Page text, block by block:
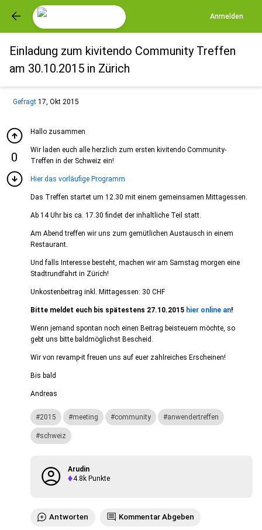
Anmelden
Einladung zum kivitendo Community Treffen
am 30.10.2015 in Zürich
Gefragt 17, Okt 2015
0
Hallo zusammen
Wir laden euch alle herzlich zum ersten kivitendo Community-
Treffen in der Schweiz ein!
Hier das vorläufige Programm
Das Treffen startet um 12.30 mit einem gemeinsamen Mittagessen.
Ab 14 Uhr bis ca. 17.30 findet der inhaltliche Teil statt.
Am Abend treffen wir uns zum gemütlichen Austausch in einem
Restaurant.
Und falls Interesse besteht, machen wir am Samstag morgen eine
Stadtrundfahrt in Zürich!
Unkostenbeitrag inkl. Mittagessen: 30 CHF
Bitte meldet euch bis spätestens 27.10.2015 hier online an!
Wenn jemand spontan noch einen Beitrag beisteuern möchte, so
gebt uns bitte baldmöglichst Bescheid.
Wir von revamp-it freuen uns auf euer zahlreiches Erscheinen!
Bis bald
Andreas
2015 meeting community anwendertreffen
schweiz
Arudin
4.8k Punkte
Antworten Kommentar Abgeben